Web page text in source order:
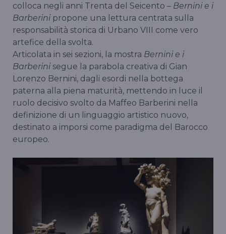
colloca negli anni Trenta del Seicento – Bernini e i
Barberini propone una lettura centrata sulla
responsabilità storica di Urbano VIII come vero
artefice della svolta.
Articolata in sei sezioni, la mostra Bernini e i
Barberini segue la parabola creativa di Gian
Lorenzo Bernini, dagli esordi nella bottega
paterna alla piena maturità, mettendo in luce il
ruolo decisivo svolto da Maffeo Barberini nella
definizione di un linguaggio artistico nuovo,
destinato a imporsi come paradigma del Barocco
europeo.